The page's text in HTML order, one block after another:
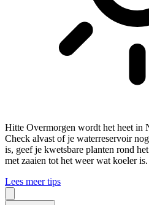
Hitte Overmorgen wordt het heet in
Check alvast of je waterreservoir
is, geef je kwetsbare planten rond
met zaaien tot het weer wat koeler is.
Lees meer tips